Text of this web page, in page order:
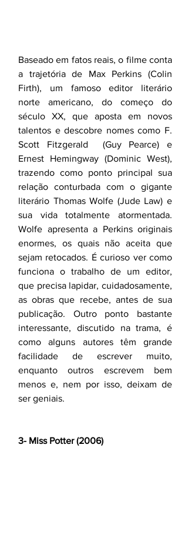
Baseado em fatos reais, o filme conta
a trajetória de Max Perkins (Colin
Firth), um famoso editor literário
norte americano, do começo do
século XX, que aposta em novos
talentos e descobre nomes como F.
Scott Fitzgerald  (Guy Pearce) e
Ernest Hemingway (Dominic West),
trazendo como ponto principal sua
relação conturbada com o gigante
literário Thomas Wolfe (Jude Law) e
sua vida totalmente atormentada.
Wolfe apresenta a Perkins originais
enormes, os quais não aceita que
sejam retocados. É curioso ver como
funciona o trabalho de um editor,
que precisa lapidar, cuidadosamente,
as obras que recebe, antes de sua
publicação. Outro ponto bastante
interessante, discutido na trama, é
como alguns autores têm grande
facilidade de escrever muito,
enquanto outros escrevem bem
menos e, nem por isso, deixam de
ser geniais.
3- Miss Potter (2006)